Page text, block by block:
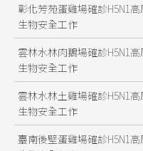
彰化芳苑蛋雞場確診H5N1
生物安全工作
雲林水林肉鵝場確診H5N1
生物安全工作
雲林水林土雞場確診H5N1
生物安全工作
臺南後壁蛋雞場確診H5N1